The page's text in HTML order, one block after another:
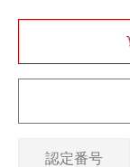
認定番号